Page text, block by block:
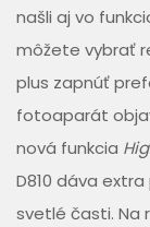
našli aj vo
môžete vybrať
plus zapnúť
fotoaparát
nová funkcia
D810 dáva
svetlé časti. Na